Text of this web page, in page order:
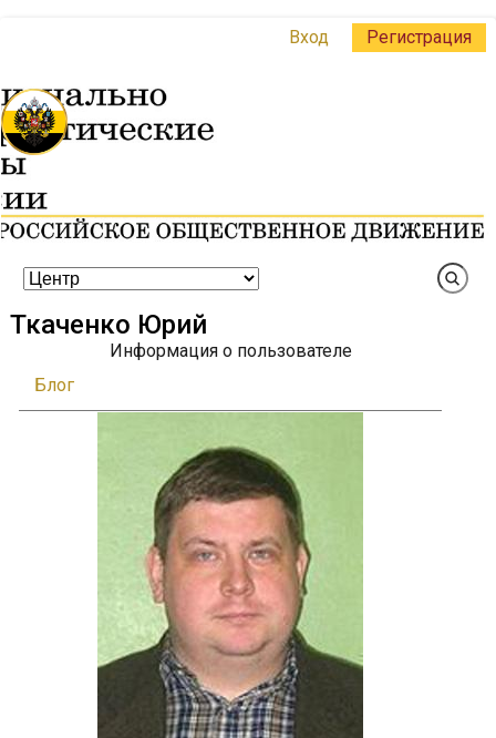
Вход Регистрация
Ткаченко Юрий
Информация о пользователе
Блог